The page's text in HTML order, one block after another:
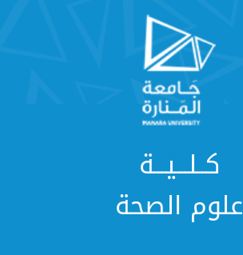
كــلـــيـــة
علوم الصحة